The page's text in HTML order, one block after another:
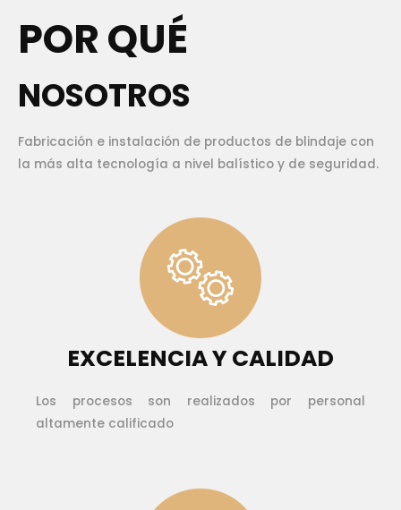
POR QUÉ
NOSOTROS
Fabricación e instalación de productos de blindaje con
la más alta tecnología a nivel balístico y de seguridad.
EXCELENCIA Y CALIDAD
Los procesos son realizados por personal
altamente calificado